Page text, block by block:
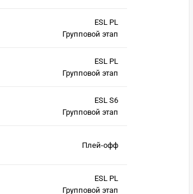
ESL PL
Групповой этап
ESL PL
Групповой этап
ESL S6
Групповой этап
Плей-офф
ESL PL
Групповой этап